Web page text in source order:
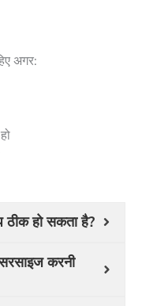
अगर:
हो सकता है?
करनी